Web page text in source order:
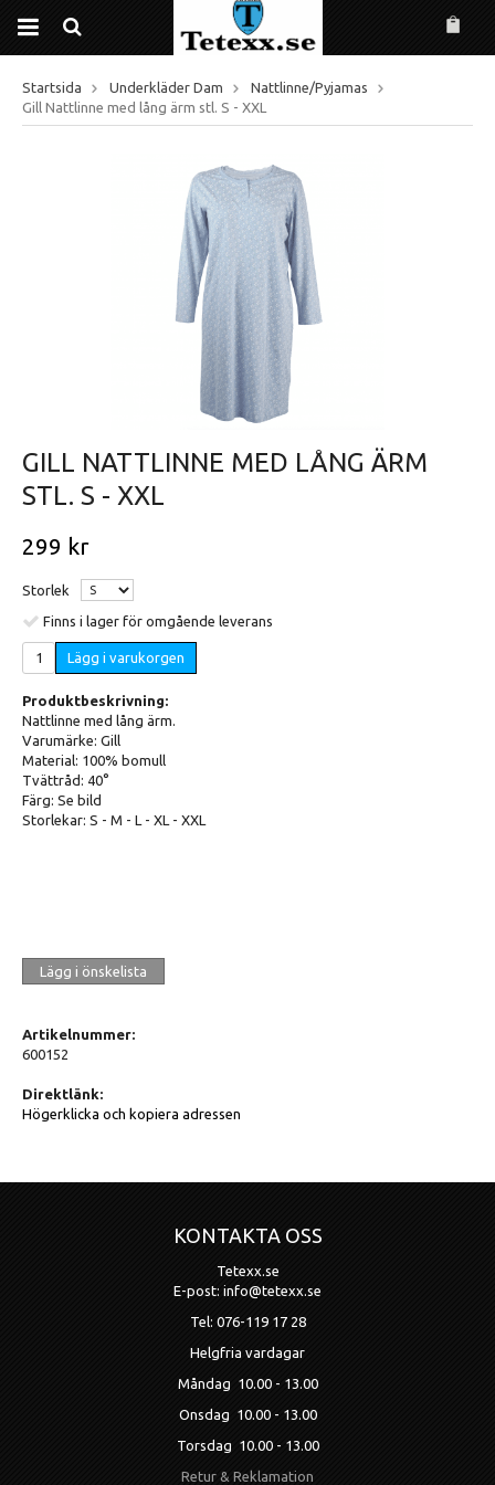
Startsida Underkläder Dam
Nattlinne/Pyjamas
Gill Nattlinne med lång ärm stl. S - XXL
GILL NATTLINNE MED LÅNG ÄRM
STL. S - XXL
299 kr
Storlek
Finns i lager för omgående leverans
Lägg i varukorgen
Produktbeskrivning:
Nattlinne med lång ärm.
Varumärke: Gill
Material: 100% bomull
Tvättråd: 40°
Färg: Se bild
Storlekar: S - M - L - XL - XXL
Lägg i önskelista
Artikelnummer:
600152
Direktlänk:
Högerklicka och kopiera adressen
KONTAKTA OSS
Tetexx.se
E-post: info@tetexx.se
Tel: 076-119 17 28
Helgfria vardagar
Måndag 10.00 - 13.00
Onsdag 10.00 - 13.00
Torsdag 10.00 - 13.00
Retur & Reklamation